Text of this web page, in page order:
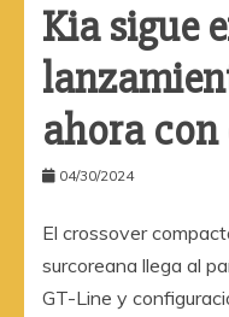
Kia sigue
ahora con
04/30/2024
El crossover
surcoreana llega al
GT-Line y